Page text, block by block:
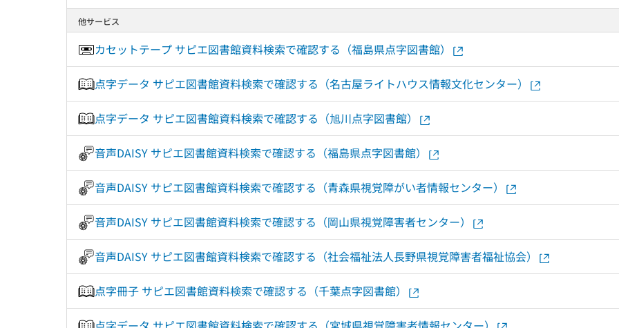
他サービス
カセットテープ サピエ図書館資料検索で確認する（福島県点字図書館）
点字データ サピエ図書館資料検索で確認する（名古屋ライトハウス情報文化センター）
点字データ サピエ図書館資料検索で確認する（旭川点字図書館）
音声DAISY サピエ図書館資料検索で確認する（福島県点字図書館）
音声DAISY サピエ図書館資料検索で確認する（青森県視覚障がい者情報センター）
音声DAISY サピエ図書館資料検索で確認する（岡山県視覚障害者センター）
音声DAISY サピエ図書館資料検索で確認する（社会福祉法人長野県視覚障害者福祉協会）
点字冊子 サピエ図書館資料検索で確認する（千葉点字図書館）